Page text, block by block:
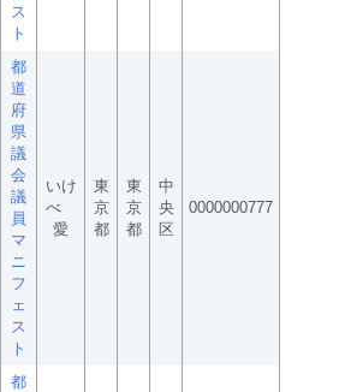
ス
ト
都
道
府
県
議
会
議
員
マ
ニ
フ
ェ
ス
ト
いけ
べ
愛
東
京
都
東
京
都
中
央
区
0000000777
都